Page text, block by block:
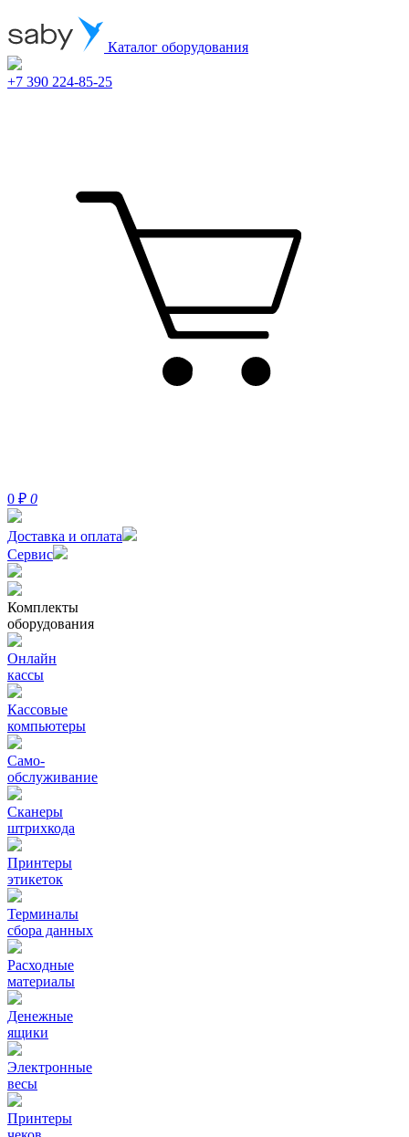
Каталог оборудования
+7 390 224-85-25
0 ₽ 0
Доставка и оплата
Сервис
Комплекты
оборудования
Онлайн
кассы
Кассовые
компьютеры
Само-
обслуживание
Сканеры
штрихкода
Принтеры
этикеток
Терминалы
сбора данных
Расходные
материалы
Денежные
ящики
Электронные
весы
Принтеры